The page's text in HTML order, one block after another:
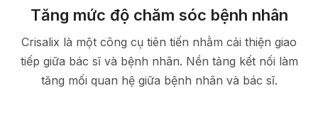
Tăng mức độ chăm sóc bệnh nhân
Crisalix là một công cụ tiên tiến nhằm cải thiện giao
tiếp giữa bác sĩ và bệnh nhân. Nền tảng kết nối làm
tăng mối quan hệ giữa bệnh nhân và bác sĩ.